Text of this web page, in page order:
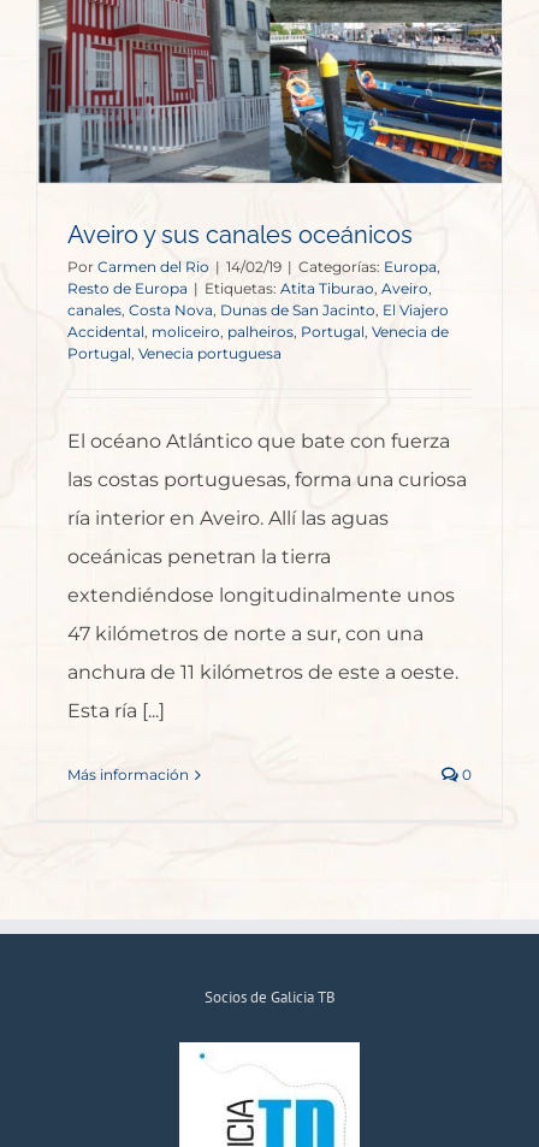
Aveiro y sus canales oceánicos
Por Carmen del Rio | 14/02/19 | Categorías: Europa,
Resto de Europa | Etiquetas: Atita Tiburao, Aveiro,
canales, Costa Nova, Dunas de San Jacinto, El Viajero
Accidental, moliceiro, palheiros, Portugal, Venecia de
Portugal, Venecia portuguesa
El océano Atlántico que bate con fuerza
las costas portuguesas, forma una curiosa
ría interior en Aveiro. Allí las aguas
oceánicas penetran la tierra
extendiéndose longitudinalmente unos
47 kilómetros de norte a sur, con una
anchura de 11 kilómetros de este a oeste.
Esta ría [...]
Más información 0
Socios de Galicia TB